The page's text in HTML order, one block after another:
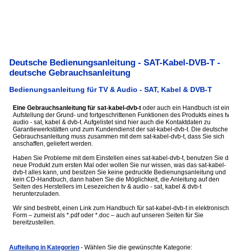
Deutsche Bedienungsanleitung - SAT-Kabel-DVB-T -
deutsche Gebrauchsanleitung
Bedienungsanleitung für TV & Audio - SAT, Kabel & DVB-T
Eine Gebrauchsanleitung für sat-kabel-dvb-toder auch ein Handbuch ist
Aufstellung der Grund- und fortgeschrittenen Funktionen des Produkts eines
audio - sat, kabel & dvb-t. Aufgelistet sind hier auch die Kontaktdaten zu
Garantiewerkstätten und zum Kundendienst der sat-kabel-dvb-t. Die deutsche
Gebrauchsanleitung muss zusammen mit dem sat-kabel-dvb-t, dass Sie sich
anschaffen, geliefert werden.
Haben Sie Probleme mit dem Einstellen eines sat-kabel-dvb-t, benutzen Sie
neue Produkt zum ersten Mal oder wollen Sie nur wissen, was das sat-kabel-
dvb-t alles kann, und besitzen Sie keine gedruckte Bedienungsanleitung und
kein CD-Handbuch, dann haben Sie die Möglichkeit, die Anleitung auf den
Seiten des Herstellers im Lesezeichen tv & audio - sat, kabel & dvb-t
herunterzuladen.
Wir sind bestrebt, einen Link zum Handbuch für sat-kabel-dvb-t in
Form – zumeist als *.pdf oder *.doc – auch auf unseren Seiten für Sie
bereitzustellen.
Aufteilung in Kategorien - Wählen Sie die gewünschte Kategorie: